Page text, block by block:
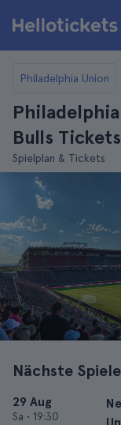
Philadelphia Union
Bulls Tickets
Spielplan & Tickets
Nächste Spiele
29 Aug
Sa • 19:30